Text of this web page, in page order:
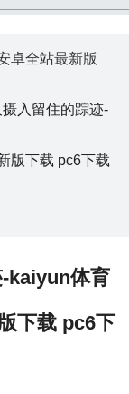
卓全站最新版
入留住的踪迹-
版下载 pc6下载
kaiyun体育
下载 pc6下